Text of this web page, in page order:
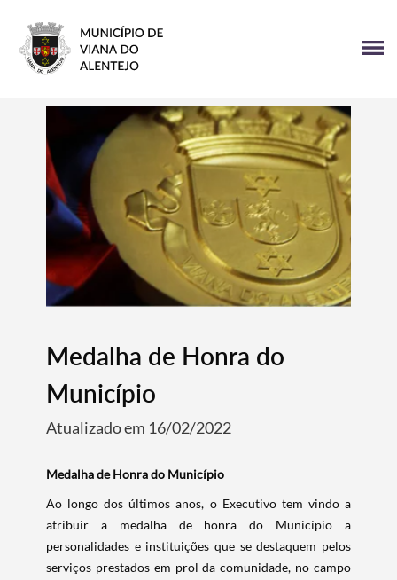
Medalha de Honra do
Município
Atualizado em 16/02/2022
Medalha de Honra do Município
Ao longo dos últimos anos, o Executivo tem vindo a
atribuir a medalha de honra do Município a
personalidades e instituições que se destaquem pelos
serviços prestados em prol da comunidade, no campo